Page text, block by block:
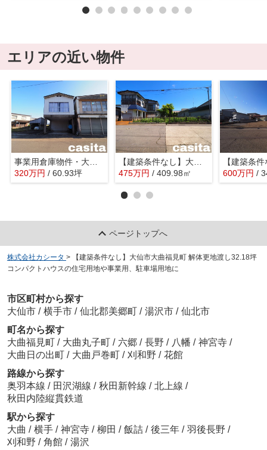
エリアの近い物件
事業用倉庫物件・大仙市長野字柳田 １F約30坪・２F約30坪
320万円 / 60.93坪
【建築条件なし】大仙市大曲戸巻町 １２４坪区画の整った住宅街の南側道路 解体更地渡し
475万円 / 409.98㎡ 600万円 /
ページトップへ
株式会社カシータ >
【建築条件なし】大仙市大曲福見町 解体更地渡し32.18坪
コンパクトハウスの住宅用地や事業用、駐車場用地に
市区町村から探す
大仙市 / 横手市 / 仙北郡美郷町 / 湯沢市 / 仙北市
町名から探す
大曲福見町 / 大曲丸子町 / 六郷 / 長野 / 八幡 / 神宮寺 /
大曲日の出町 / 大曲戸巻町 / 刈和野 / 花館
路線から探す
奥羽本線 / 田沢湖線 / 秋田新幹線 / 北上線 /
秋田内陸縦貫鉄道
駅から探す
大曲 / 横手 / 神宮寺 / 柳田 / 飯詰 / 後三年 / 羽後長野 /
刈和野 / 角館 / 湯沢